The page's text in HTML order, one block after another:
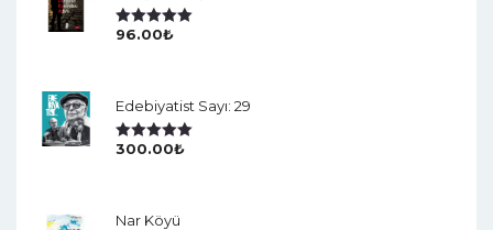
5 Üzerinden
96.00₺
Edebiyatist Sayı: 29
5 Üzerinden
300.00₺
Nar Köyü